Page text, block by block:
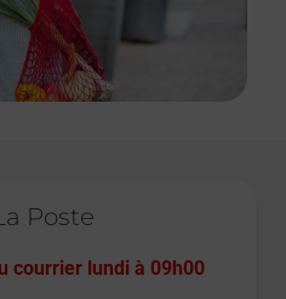
Poste
courrier lundi à 09h00